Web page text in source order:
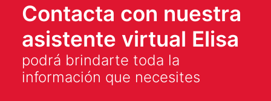
Contacta con nuestra
asistente virtual Elisa
podrá brindarte toda la
información que necesites